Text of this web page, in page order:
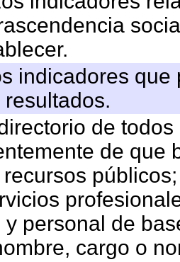
indicadores
de
de que
y personal de
cargo o